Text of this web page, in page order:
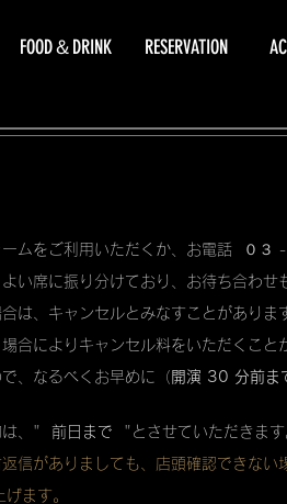
FOOD＆DRINK RESERVATION
ムをご利用いただくか、お電話 ０３
い席に振り分けており、お待ち合わせ
は、キャンセルとみなすことがありま
合によりキャンセル料をいただくこと
、なるべくお早めに（ 開演 30 分前ま
は、" 前日まで "とさせていただきます
信がありましても、店頭確認できない
ます。